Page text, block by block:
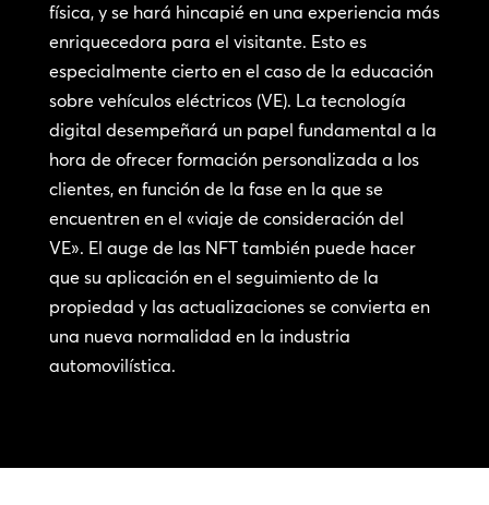
física, y se hará hincapié en una experiencia más
enriquecedora para el visitante. Esto es
especialmente cierto en el caso de la educación
sobre vehículos eléctricos (VE). La tecnología
digital desempeñará un papel fundamental a la
hora de ofrecer formación personalizada a los
clientes, en función de la fase en la que se
encuentren en el «viaje de consideración del
VE». El auge de las NFT también puede hacer
que su aplicación en el seguimiento de la
propiedad y las actualizaciones se convierta en
una nueva normalidad en la industria
automovilística.